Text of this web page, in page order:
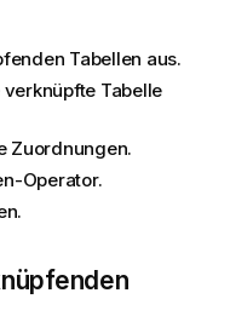
Tabellen aus.
Tabelle
Zuordnungen.
Operator.